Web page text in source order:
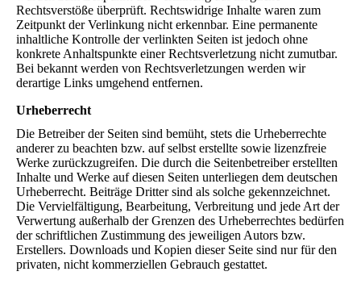
Rechtsverstöße überprüft. Rechtswidrige Inhalte waren zum
Zeitpunkt der Verlinkung nicht erkennbar. Eine permanente
inhaltliche Kontrolle der verlinkten Seiten ist jedoch ohne
konkrete Anhaltspunkte einer Rechtsverletzung nicht zumutbar.
Bei bekannt werden von Rechtsverletzungen werden wir
derartige Links umgehend entfernen.
Urheberrecht
Die Betreiber der Seiten sind bemüht, stets die Urheberrechte
anderer zu beachten bzw. auf selbst erstellte sowie lizenzfreie
Werke zurückzugreifen. Die durch die Seitenbetreiber erstellten
Inhalte und Werke auf diesen Seiten unterliegen dem deutschen
Urheberrecht. Beiträge Dritter sind als solche gekennzeichnet.
Die Vervielfältigung, Bearbeitung, Verbreitung und jede Art der
Verwertung außerhalb der Grenzen des Urheberrechtes bedürfen
der schriftlichen Zustimmung des jeweiligen Autors bzw.
Erstellers. Downloads und Kopien dieser Seite sind nur für den
privaten, nicht kommerziellen Gebrauch gestattet.